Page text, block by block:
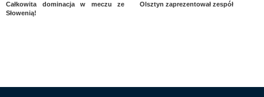
Całkowita dominacja w meczu ze
Słowenią!
Olsztyn zaprezentował zespół